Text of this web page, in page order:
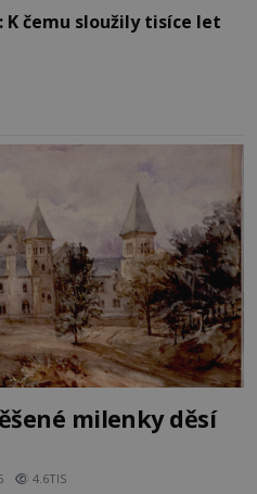
K čemu sloužily tisíce let
milenky děsí
4.6TIS